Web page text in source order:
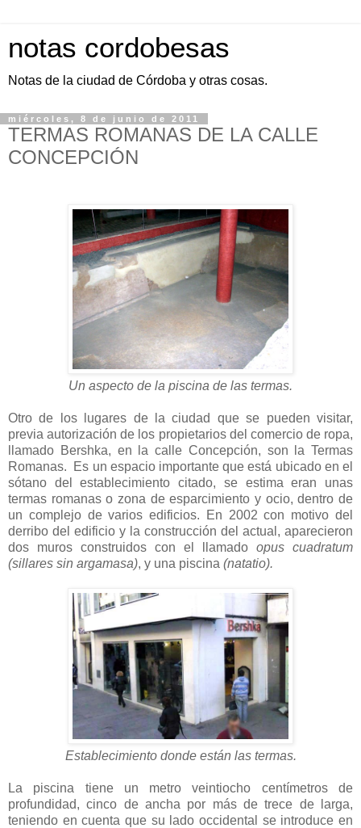
notas cordobesas
Notas de la ciudad de Córdoba y otras cosas.
miércoles, 8 de junio de 2011
TERMAS ROMANAS DE LA CALLE
CONCEPCIÓN
Un aspecto de la piscina de las termas.
Otro de los lugares de la ciudad que se pueden visitar,
previa autorización de los propietarios del comercio de ropa,
llamado Bershka, en la calle Concepción, son la Termas
Romanas. Es un espacio importante que está ubicado en el
sótano del establecimiento citado, se estima eran unas
termas romanas o zona de esparcimiento y ocio, dentro de
un complejo de varios edificios. En 2002 con motivo del
derribo del edificio y la construcción del actual, aparecieron
dos muros construidos con el llamado opus cuadratum
(sillares sin argamasa), y una piscina (natatio).
Establecimiento donde están las termas.
La piscina tiene un metro veintiocho centímetros de
profundidad, cinco de ancha por más de trece de larga,
teniendo en cuenta que su lado occidental se introduce en